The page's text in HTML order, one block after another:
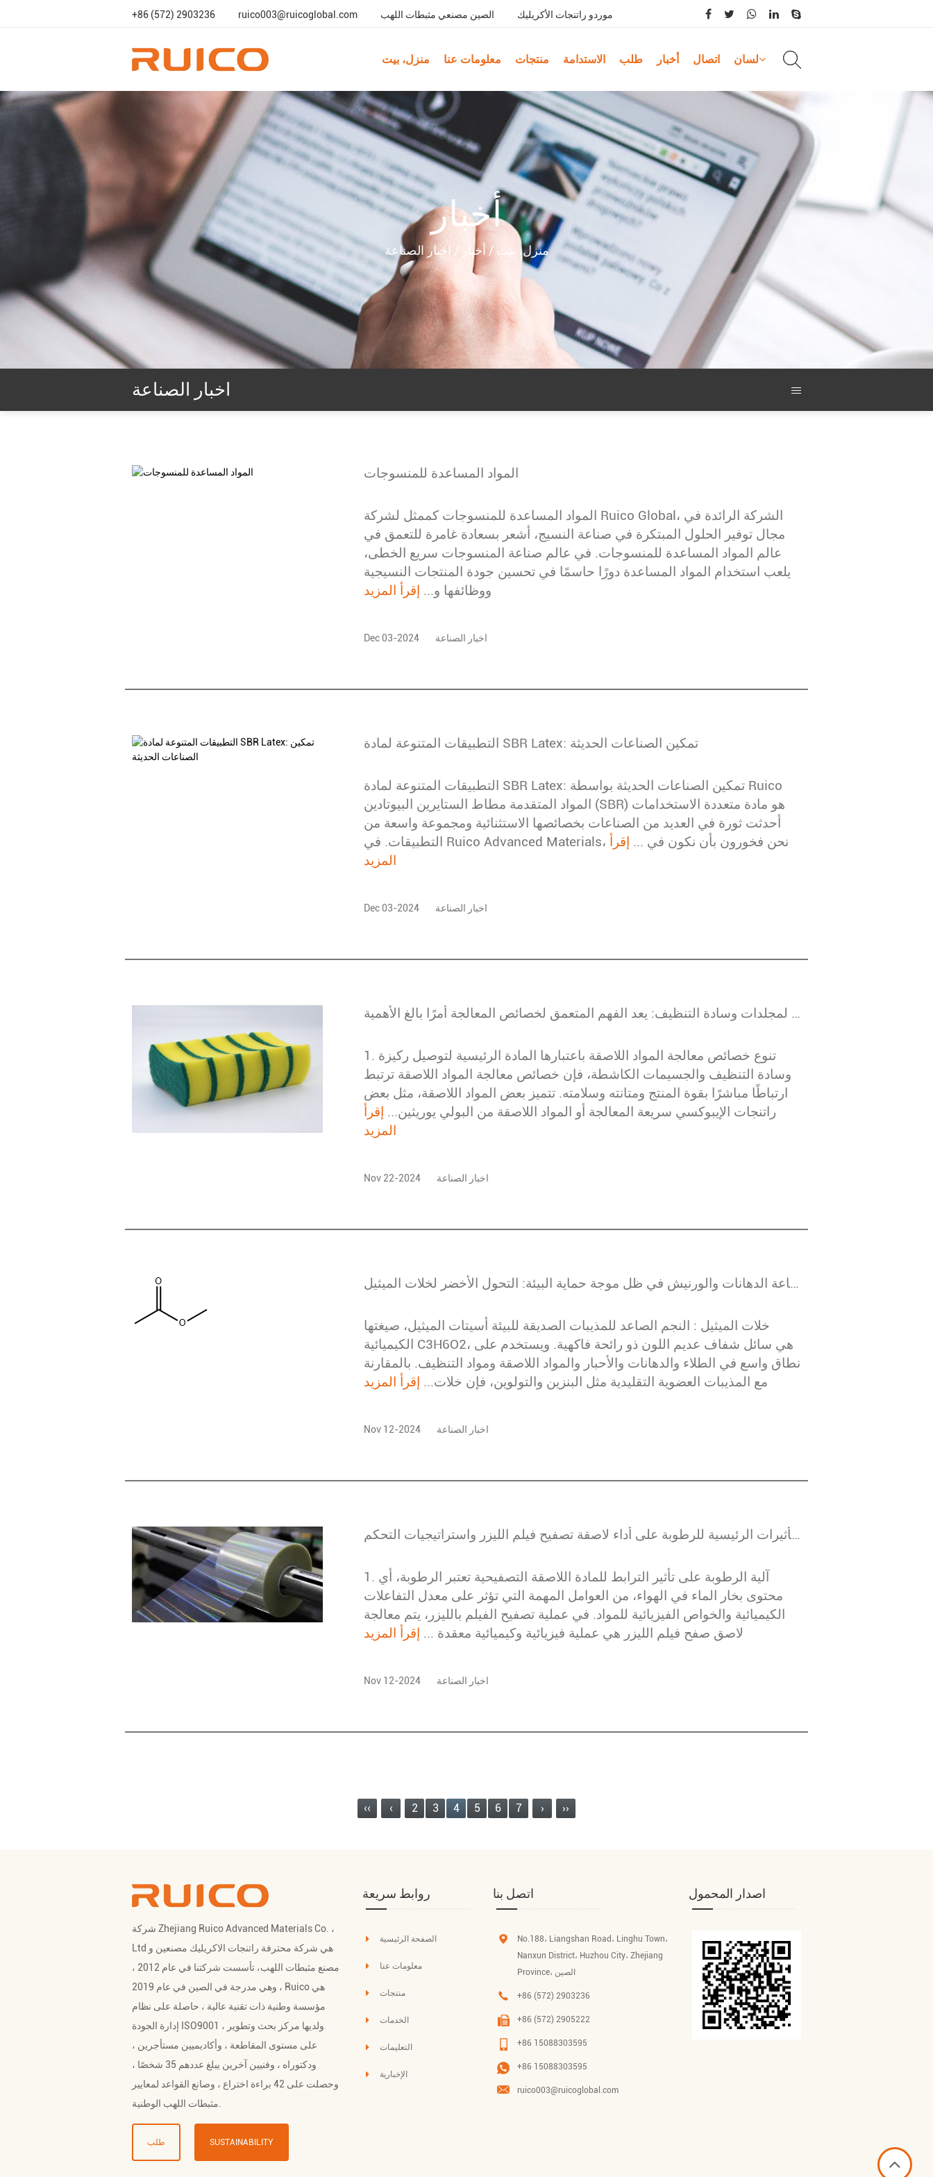
+86 (572) 2903236 ruico003@ruicoglobal.com الصين مصنعي مثبطات اللهب موردو راتنجات الأكريليك
منزل، بيت معلومات عنا منتجات الاستدامة طلب أخبار اتصال لسان
أخبار
منزل، بيت / أخبار / اخبار الصناعة
اخبار الصناعة
المواد المساعدة للمنسوجات
المواد المساعدة للمنسوجات كممثل لشركة Ruico Global، الشركة الرائدة في
مجال توفير الحلول المبتكرة في صناعة النسيج، أشعر بسعادة غامرة للتعمق في
عالم المواد المساعدة للمنسوجات. في عالم صناعة المنسوجات سريع الخطى،
يلعب استخدام المواد المساعدة دورًا حاسمًا في تحسين جودة المنتجات النسيجية
ووظائفها و... إقرأ المزيد
Dec 03-2024 اخبار الصناعة
التطبيقات المتنوعة لمادة SBR Latex: تمكين الصناعات الحديثة
التطبيقات المتنوعة لمادة SBR Latex: تمكين الصناعات الحديثة بواسطة Ruico
المواد المتقدمة مطاط الستايرين البيوتادين (SBR) هو مادة متعددة الاستخدامات
أحدثت ثورة في العديد من الصناعات بخصائصها الاستثنائية ومجموعة واسعة من
التطبيقات. في Ruico Advanced Materials، نحن فخورون بأن نكون في ... إقرأ
المزيد
Dec 03-2024 اخبار الصناعة
اختيار المادة اللاصقة لمجلدات وسادة التنظيف: يعد الفهم المتعمق لخصائص المعالجة أمرًا بالغ الأهمية
1. تنوع خصائص معالجة المواد اللاصقة باعتبارها المادة الرئيسية لتوصيل ركيزة
وسادة التنظيف والجسيمات الكاشطة، فإن خصائص معالجة المواد اللاصقة ترتبط
ارتباطًا مباشرًا بقوة المنتج ومتانته وسلامته. تتميز بعض المواد اللاصقة، مثل بعض
راتنجات الإيبوكسي سريعة المعالجة أو المواد اللاصقة من البولي يوريثين... إقرأ
المزيد
Nov 22-2024 اخبار الصناعة
صناعة الدهانات والورنيش في ظل موجة حماية البيئة: التحول الأخضر لخلات الميثيل
خلات الميثيل : النجم الصاعد للمذيبات الصديقة للبيئة أسيتات الميثيل، صيغتها
الكيميائية C3H6O2، هي سائل شفاف عديم اللون ذو رائحة فاكهية. ويستخدم على
نطاق واسع في الطلاء والدهانات والأحبار والمواد اللاصقة ومواد التنظيف. بالمقارنة
مع المذيبات العضوية التقليدية مثل البنزين والتولوين، فإن خلات... إقرأ المزيد
Nov 12-2024 اخبار الصناعة
التأثيرات الرئيسية للرطوبة على أداء لاصقة تصفيح فيلم الليزر واستراتيجيات التحكم
1. آلية الرطوبة على تأثير الترابط للمادة اللاصقة التصفيحية تعتبر الرطوبة، أي
محتوى بخار الماء في الهواء، من العوامل المهمة التي تؤثر على معدل التفاعلات
الكيميائية والخواص الفيزيائية للمواد. في عملية تصفيح الفيلم بالليزر، يتم معالجة
لاصق صفح فيلم الليزر هي عملية فيزيائية وكيميائية معقدة ... إقرأ المزيد
Nov 12-2024 اخبار الصناعة
‹‹ ‹ 2 3 4 5 6 7 › ››
شركة Zhejiang Ruico Advanced Materials Co. ،
Ltd هي شركة محترفة راتنجات الاكريليك مصنعين و
مصنع مثبطات اللهب
، تأسست شركتنا في عام 2012 ،
وهي مدرجة في الصين في عام 2019 ، Ruico هي
مؤسسة وطنية ذات تقنية عالية ، حاصلة على نظام
إدارة الجودة ISO9001 ، ولديها مركز بحث وتطوير
على مستوى المقاطعة ، وأكاديميين مستأجرين ،
ودكتوراه ، وفنيين آخرين يبلغ عددهم 35 شخصًا ،
وحصلت على 42 براءة اختراع ، وصانع القواعد لمعايير
مثبطات اللهب الوطنية.
طلب SUSTAINABILITY
روابط سريعة
الصفحة الرئيسية
معلومات عنا
منتجات
الخدمات
التعليمات
الإخبارية
اتصل بنا
No.188، Liangshan Road، Linghu Town،
Nanxun District، Huzhou City، Zhejiang
Province، الصين
+86 (572) 2903236
+86 (572) 2905222
+86 15088303595
+86 15088303595
ruico003@ruicoglobal.com
اصدار المحمول